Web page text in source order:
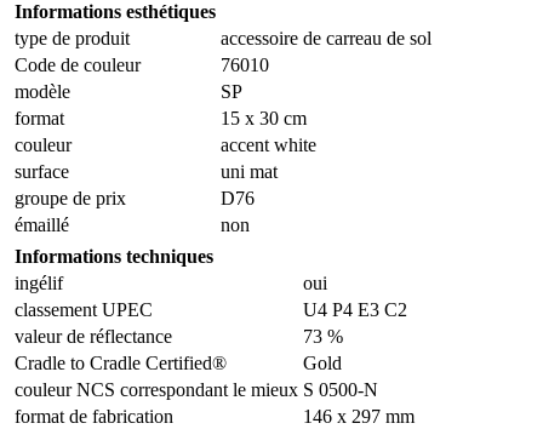
Informations esthétiques
type de produit
accessoire de carreau de sol
Code de couleur
76010
modèle
SP
format
15 x 30 cm
couleur
accent white
surface
uni mat
groupe de prix
D76
émaillé
non
Informations techniques
ingélif
oui
classement UPEC
U4 P4 E3 C2
valeur de réflectance
73 %
Cradle to Cradle Certified®
Gold
couleur NCS correspondant le mieux S 0500-N
format de fabrication
146 x 297 mm